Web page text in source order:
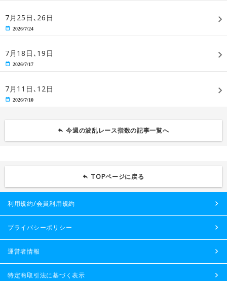
7月25日､26日
2026/7/24
7月18日､19日
2026/7/17
7月11日､12日
2026/7/10
今週の波乱レース指数の記事一覧へ
TOPページに戻る
利用規約/会員利用規約
プライバシーポリシー
運営者情報
特定商取引法に基づく表示